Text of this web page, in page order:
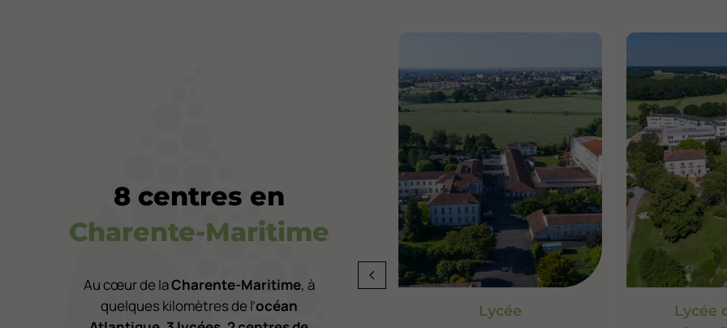
8 centres en
Charente-Maritime
Au cœur de laCharente-Maritime, à
quelques kilomètres de l’océan
Lycée Lycée